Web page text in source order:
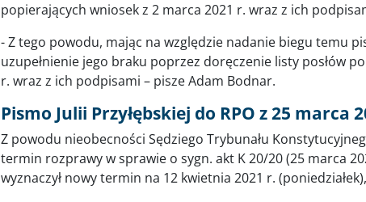
popierających wniosek z 2 marca 2021 r. wraz z ich
- Z tego powodu, mając na względzie nadanie biegu temu
uzupełnienie jego braku poprzez doręczenie listy posłów
r. wraz z ich podpisami – pisze Adam Bodnar.
Pismo Julii Przyłębskiej do RPO z 25 marca
Z powodu nieobecności Sędziego Trybunału
termin rozprawy w sprawie o sygn. akt K 20/20 (25 marca
wyznaczył nowy termin na 12 kwietnia 2021 r.